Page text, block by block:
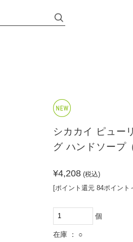
ツリー（TT）
ンティ（GT）
ルローズ（PR）
シカカイ ピュー
グ ハンドソープ
¥4,208 (税込)
[ポイント還元 84ポイント
個
在庫 ： ○